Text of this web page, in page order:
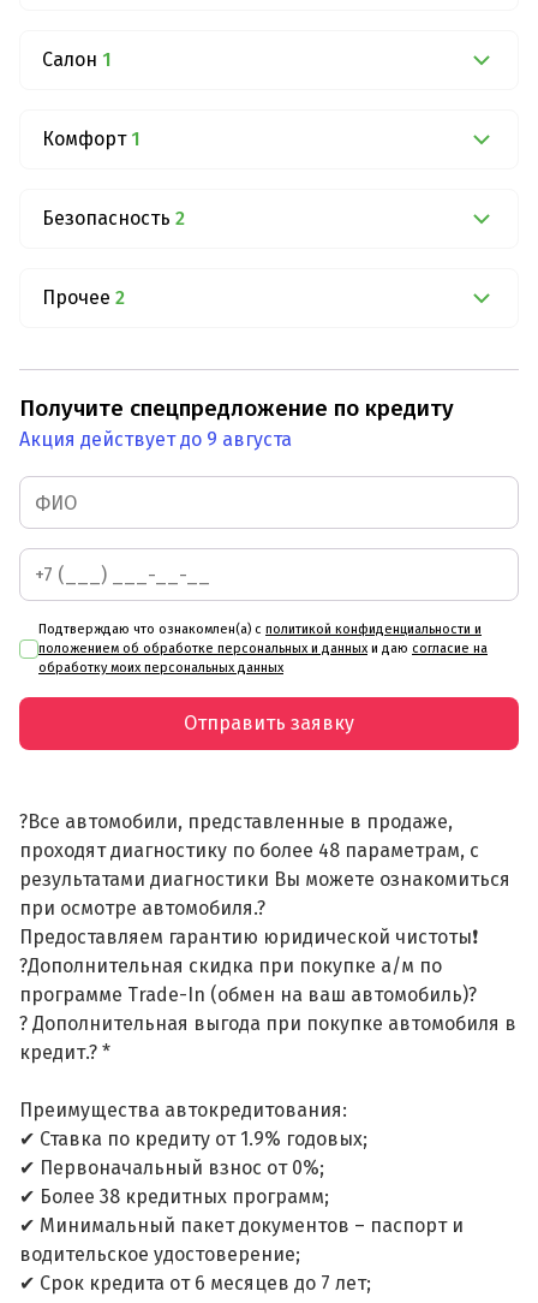
Салон 1
Комфорт 1
Безопасность 2
Прочее 2
Получите спецпредложение по кредиту
Акция действует до 9 августа
Подтверждаю что ознакомлен(а) с политикой конфиденциальности и
положением об обработке персональных и данных и даю согласие на
обработку моих персональных данных
Отправить заявку
?Все автомобили, представленные в продаже,
проходят диагностику по более 48 параметрам, с
результатами диагностики Вы можете ознакомиться
при осмотре автомобиля.?
Предоставляем гарантию юридической чистоты❗
?Дополнительная скидка при покупке а/м по
программе Trade-In (обмен на ваш автомобиль)?
? Дополнительная выгода при покупке автомобиля в
кредит.? *
Преимущества автокредитования:
✔ Ставка по кредиту от 1.9% годовых;
✔ Первоначальный взнос от 0%;
✔ Более 38 кредитных программ;
✔ Минимальный пакет документов – паспорт и
водительское удостоверение;
✔ Срок кредита от 6 месяцев до 7 лет;